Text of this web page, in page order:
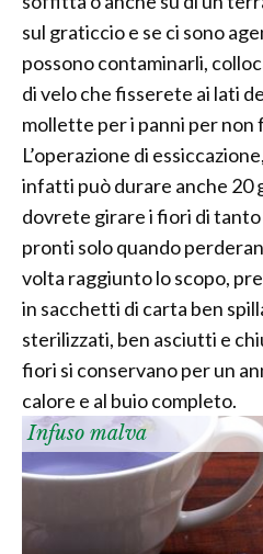
sul graticcio e se ci sono
possono contaminarli,
di velo che fisserete ai lati
mollette per i panni per non
L’operazione di
infatti può durare anche 20
dovrete girare i fiori di
pronti solo quando
volta raggiunto lo scopo,
in sacchetti di carta ben
sterilizzati, ben asciutti e
fiori si conservano per un
calore e al buio completo.
Infuso malva